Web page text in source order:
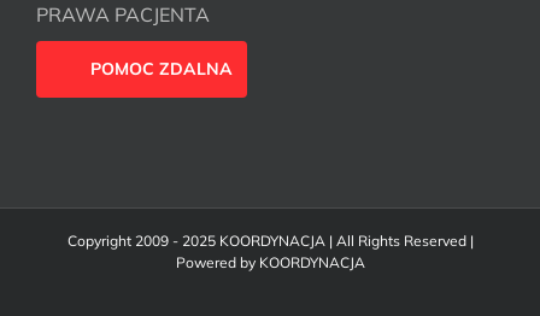
PRAWA PACJENTA
POMOC ZDALNA
Copyright 2009 - 2025 KOORDYNACJA | All Rights Reserved |
Powered by KOORDYNACJA